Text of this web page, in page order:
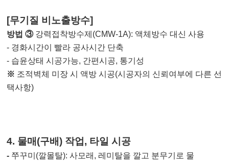
[무기질 비노출방수]
방법③ 강력접착방수제 (CMW-1A): 액체방수 대신 사용
- 경화시간이 빨라 공사시간 단축
- 습윤상태 시공가능, 간편시공, 통기성
※ 조적벽체 미장 시 액방 시공(시공자의 신뢰여부에 다른 선
택사항)
4. 물매 (구배) 작업 , 타일 시공
- 쭈꾸미 (깔몰탈):사모래 , 레미탈을 깔고 분무기로 물